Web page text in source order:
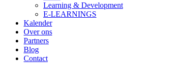
Learning & Development
E-LEARNINGS
Kalender
Over ons
Partners
Blog
Contact